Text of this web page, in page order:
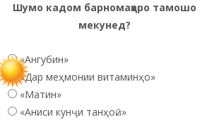
Шумо кадом барномаҳоро тамошо
мекунед?
«Ангубин»
«Дар меҳмонии витаминҳо»
«Матин»
«Аниси кунҷи танҳоӣ...»